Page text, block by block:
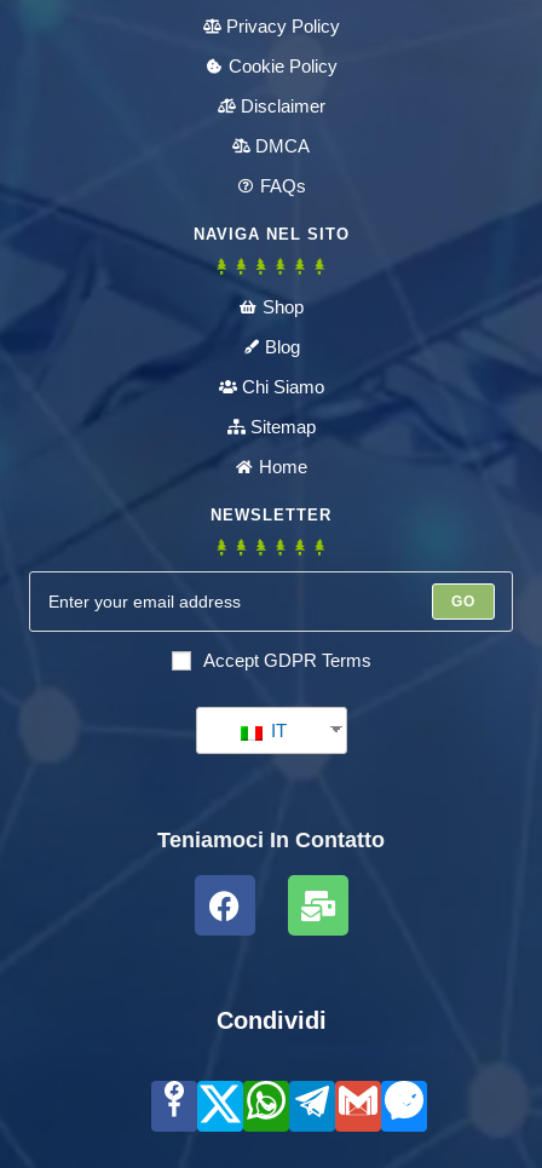
Privacy Policy
Cookie Policy
Disclaimer
DMCA
FAQs
NAVIGA NEL SITO
Shop
Blog
Chi Siamo
Sitemap
Home
NEWSLETTER
GO
Accept GDPR Terms
IT
Teniamoci In Contatto
Condividi